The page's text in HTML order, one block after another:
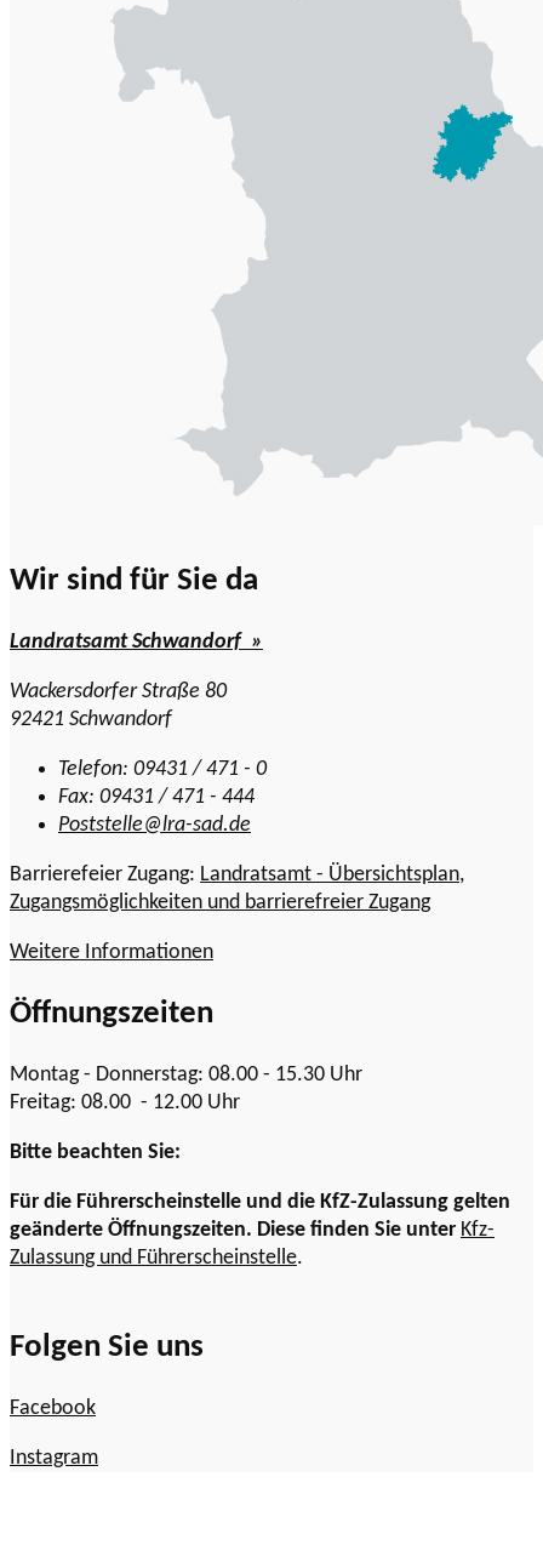
Wir sind für Sie da
Landratsamt Schwandorf »
Wackersdorfer Straße 80
92421 Schwandorf
Telefon: 09431 / 471 - 0
Fax: 09431 / 471 - 444
Poststelle@lra-sad.de
Barrierefeier Zugang: Landratsamt - Übersichtsplan,
Zugangsmöglichkeiten und barrierefreier Zugang
Weitere Informationen
Öffnungszeiten
Montag - Donnerstag: 08.00 - 15.30 Uhr
Freitag: 08.00 - 12.00 Uhr
Bitte beachten Sie:
Für die Führerscheinstelle und die KfZ-Zulassung gelten
geänderte Öffnungszeiten. Diese finden Sie unter Kfz-
Zulassung und Führerscheinstelle.
Folgen Sie uns
Facebook
Instagram